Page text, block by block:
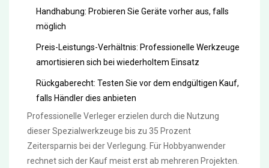
Handhabung: Probieren Sie Geräte vorher aus, falls
möglich
Preis-Leistungs-Verhältnis: Professionelle Werkzeuge
amortisieren sich bei wiederholtem Einsatz
Rückgaberecht: Testen Sie vor dem endgültigen Kauf,
falls Händler dies anbieten
Professionelle Verleger erzielen durch die Nutzung
dieser Spezialwerkzeuge bis zu 35 Prozent
Zeitersparnis bei der Verlegung. Für Hobbyanwender
rechnet sich der Kauf meist erst ab mehreren Projekten.